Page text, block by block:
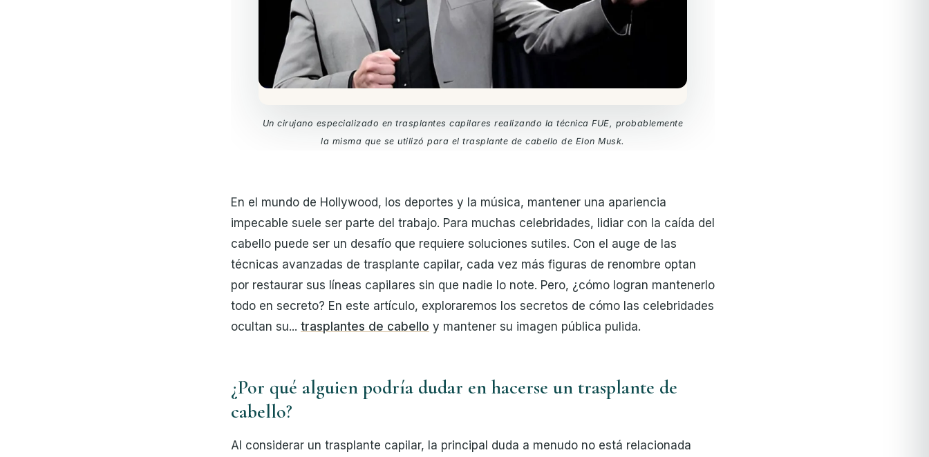
Un cirujano especializado en trasplantes capilares realizando la técnica FUE, probablemente
la misma que se utilizó para el trasplante de cabello de Elon Musk.
En el mundo de Hollywood, los deportes y la música, mantener una apariencia
impecable suele ser parte del trabajo. Para muchas celebridades, lidiar con la caída del
cabello puede ser un desafío que requiere soluciones sutiles. Con el auge de las
técnicas avanzadas de trasplante capilar, cada vez más figuras de renombre optan
por restaurar sus líneas capilares sin que nadie lo note. Pero, ¿cómo logran mantenerlo
todo en secreto? En este artículo, exploraremos los secretos de cómo las celebridades
ocultan su... trasplantes de cabello y mantener su imagen pública pulida.
¿Por qué alguien podría dudar en hacerse un trasplante de
cabello?
Al considerar un trasplante capilar, la principal duda a menudo no está relacionada